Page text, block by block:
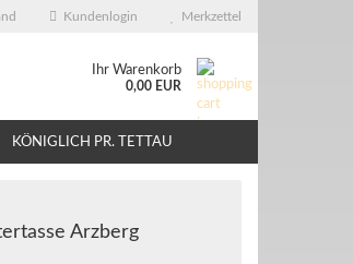
Kundenlogin Merkzettel
Ihr Warenkorb
0,00 EUR
KÖNIGLICH PR. TETTAU
Arzberg